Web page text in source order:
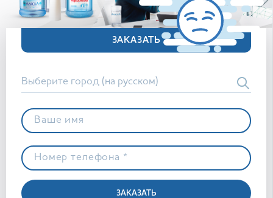
ЗАКАЗАТЬ
Ваше имя
Номер телефона *
ЗАКАЗАТЬ